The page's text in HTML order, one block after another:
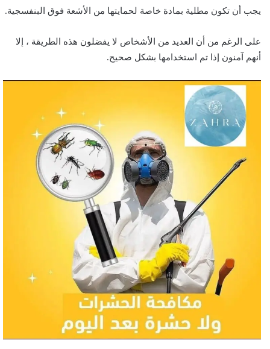
يجب أن تكون مطلية بمادة خاصة لحمايتها من الأشعة فوق البنفسجية.
على الرغم من أن العديد من الأشخاص لا يفضلون هذه الطريقة ، إلا
أنهم آمنون إذا تم استخدامها بشكل صحيح.